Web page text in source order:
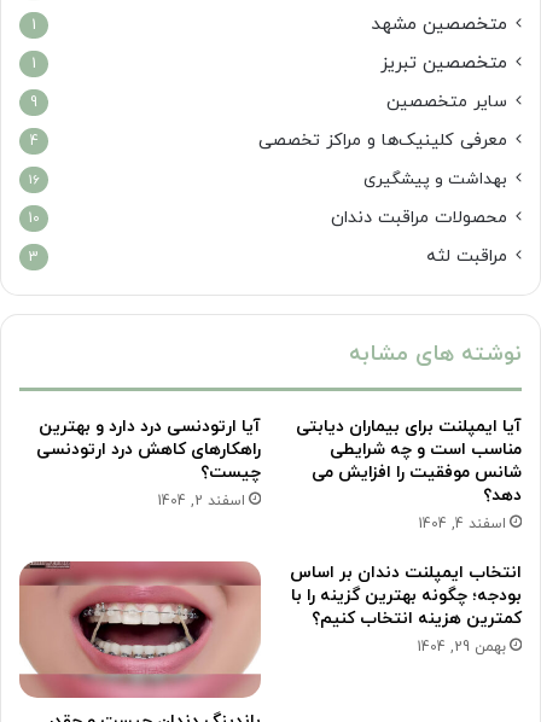
متخصصین مشهد 1
متخصصین تبریز 1
سایر متخصصین 9
معرفی کلینیک‌ها و مراکز تخصصی 4
بهداشت و پیشگیری 16
محصولات مراقبت دندان 10
مراقبت لثه 3
نوشته های مشابه
آیا ایمپلنت برای بیماران دیابتی
مناسب است و چه شرایطی
شانس موفقیت را افزایش می
دهد؟
اسفند 4, 1404
آیا ارتودنسی درد دارد و بهترین
راهکارهای کاهش درد ارتودنسی
چیست؟
اسفند 2, 1404
انتخاب ایمپلنت دندان بر اساس
بودجه؛ چگونه بهترین گزینه را با
کمترین هزینه انتخاب کنیم؟
بهمن 29, 1404